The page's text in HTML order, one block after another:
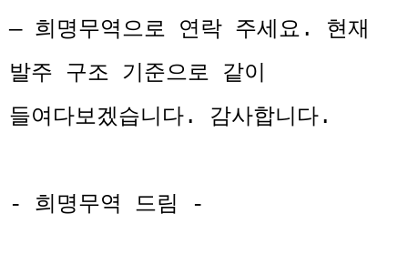
— 희명무역으로 연락 주세요. 현재
발주 구조 기준으로 같이
들여다보겠습니다. 감사합니다.
- 희명무역 드림 -